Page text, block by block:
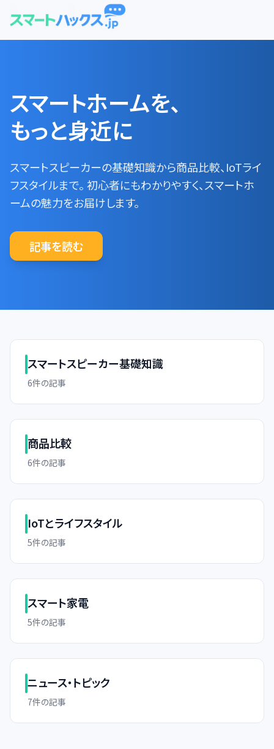
スマートホームを、
もっと身近に
スマートスピーカーの基礎知識から商品比較、IoTライ
フスタイルまで。 初心者にもわかりやすく、スマートホ
ームの魅力をお届けします。
記事を読む
スマートスピーカー基礎知識
6件の記事
商品比較
6件の記事
IoTとライフスタイル
5件の記事
スマート家電
5件の記事
ニュース・トピック
7件の記事